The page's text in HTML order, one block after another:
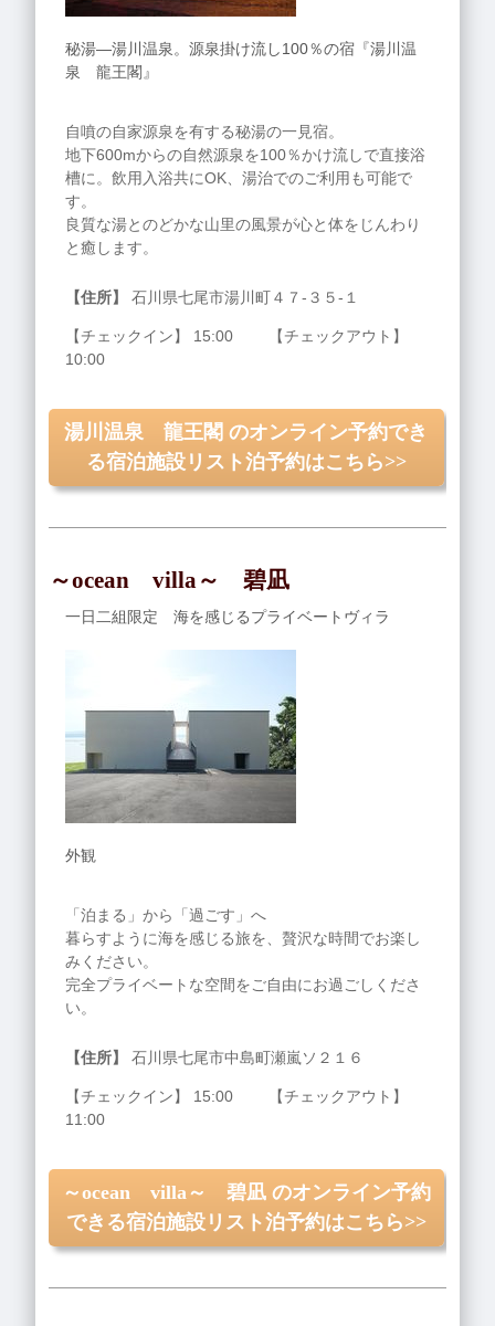
秘湯―湯川温泉。源泉掛け流し100％の宿『湯川温
泉 龍王閣』
自噴の自家源泉を有する秘湯の一見宿。
地下600mからの自然源泉を100％かけ流しで直接浴
槽に。飲用入浴共にOK、湯治でのご利用も可能で
す。
良質な湯とのどかな山里の風景が心と体をじんわり
と癒します。
【住所】 石川県七尾市湯川町４７‐３５‐１
【チェックイン】 15:00 【チェックアウト】
10:00
湯川温泉 龍王閣 のオンライン予約でき
る宿泊施設リスト泊予約はこちら>>
～ocean villa～ 碧凪
一日二組限定 海を感じるプライベートヴィラ
外観
「泊まる」から「過ごす」へ
暮らすように海を感じる旅を、贅沢な時間でお楽し
みください。
完全プライベートな空間をご自由にお過ごしくださ
い。
【住所】 石川県七尾市中島町瀬嵐ソ２１６
【チェックイン】 15:00 【チェックアウト】
11:00
～ocean villa～ 碧凪 のオンライン予約
できる宿泊施設リスト泊予約はこちら>>